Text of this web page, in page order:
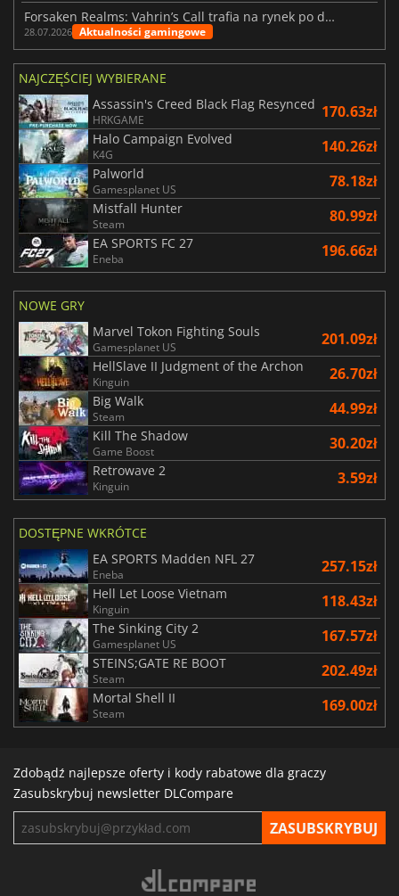
Forsaken Realms: Vahrin’s Call trafia na rynek po dziesięciu latach prac
28.07.2026 Aktualności gamingowe
NAJCZĘŚCIEJ WYBIERANE
Assassin's Creed Black Flag Resynced
HRKGAME 170.63zł
Halo Campaign Evolved
K4G 140.26zł
Palworld
Gamesplanet US 78.18zł
Mistfall Hunter
Steam 80.99zł
EA SPORTS FC 27
Eneba 196.66zł
NOWE GRY
Marvel Tokon Fighting Souls
Gamesplanet US 201.09zł
HellSlave II Judgment of the Archon
Kinguin 26.70zł
Big Walk
Steam 44.99zł
Kill The Shadow
Game Boost 30.20zł
Retrowave 2
Kinguin 3.59zł
DOSTĘPNE WKRÓTCE
EA SPORTS Madden NFL 27
Eneba 257.15zł
Hell Let Loose Vietnam
Kinguin 118.43zł
The Sinking City 2
Gamesplanet US 167.57zł
STEINS;GATE RE BOOT
Steam 202.49zł
Mortal Shell II
Steam 169.00zł
Zdobądź najlepsze oferty i kody rabatowe dla graczy
Zasubskrybuj newsletter DLCompare